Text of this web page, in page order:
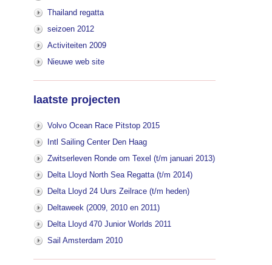
Thailand regatta
seizoen 2012
Activiteiten 2009
Nieuwe web site
laatste projecten
Volvo Ocean Race Pitstop 2015
Intl Sailing Center Den Haag
Zwitserleven Ronde om Texel (t/m januari 2013)
Delta Lloyd North Sea Regatta (t/m 2014)
Delta Lloyd 24 Uurs Zeilrace (t/m heden)
Deltaweek (2009, 2010 en 2011)
Delta Lloyd 470 Junior Worlds 2011
Sail Amsterdam 2010